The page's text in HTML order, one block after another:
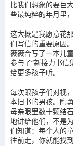
比我们想象的要巨
些最纯粹的年月里
这大概是我愿意花
们写信的重要原因
薇薇合写了一本儿
参与了“新接力书信
给更多孩子听。
每次跟孩子们对视
本旧书的男孩。陶
母亲眼里数十颗结
地讲给他们，不是
们知道：每个人的
往前走，你就能找